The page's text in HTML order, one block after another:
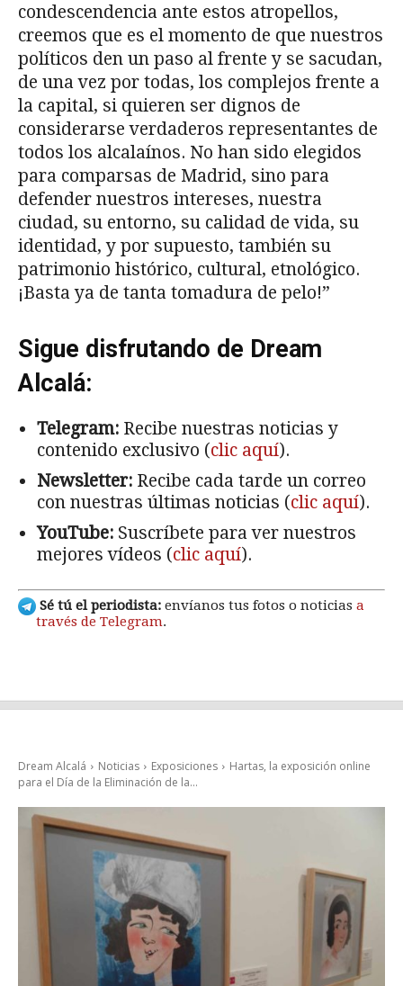
condescendencia ante estos atropellos,
creemos que es el momento de que nuestros
políticos den un paso al frente y se sacudan,
de una vez por todas, los complejos frente a
la capital, si quieren ser dignos de
considerarse verdaderos representantes de
todos los alcalaínos. No han sido elegidos
para comparsas de Madrid, sino para
defender nuestros intereses, nuestra
ciudad, su entorno, su calidad de vida, su
identidad, y por supuesto, también su
patrimonio histórico, cultural, etnológico.
¡Basta ya de tanta tomadura de pelo!”
Sigue disfrutando de Dream
Alcalá:
Telegram: Recibe nuestras noticias y
contenido exclusivo (clic aquí).
Newsletter: Recibe cada tarde un correo
con nuestras últimas noticias (clic aquí).
YouTube: Suscríbete para ver nuestros
mejores vídeos (clic aquí).
Sé tú el periodista: envíanos tus fotos o noticias a
través de Telegram.